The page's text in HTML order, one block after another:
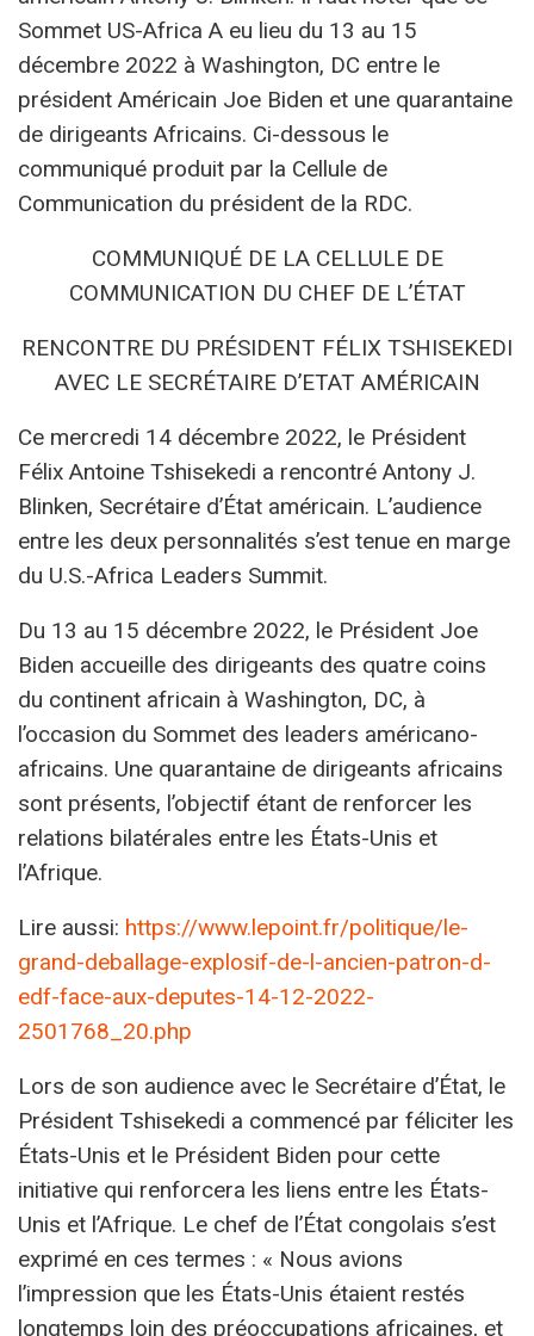
Sommet US-Africa A eu lieu du 13 au 15
décembre 2022 à Washington, DC entre le
président Américain Joe Biden et une quarantaine
de dirigeants Africains. Ci-dessous le
communiqué produit par la Cellule de
Communication du président de la RDC.
COMMUNIQUÉ DE LA CELLULE DE
COMMUNICATION DU CHEF DE L’ÉTAT
RENCONTRE DU PRÉSIDENT FÉLIX TSHISEKEDI
AVEC LE SECRÉTAIRE D’ETAT AMÉRICAIN
Ce mercredi 14 décembre 2022, le Président
Félix Antoine Tshisekedi a rencontré Antony J.
Blinken, Secrétaire d’État américain. L’audience
entre les deux personnalités s’est tenue en marge
du U.S.-Africa Leaders Summit.
Du 13 au 15 décembre 2022, le Président Joe
Biden accueille des dirigeants des quatre coins
du continent africain à Washington, DC, à
l’occasion du Sommet des leaders américano-
africains. Une quarantaine de dirigeants africains
sont présents, l’objectif étant de renforcer les
relations bilatérales entre les États-Unis et
l’Afrique.
Lire aussi: https://www.lepoint.fr/politique/le-
grand-deballage-explosif-de-l-ancien-patron-d-
edf-face-aux-deputes-14-12-2022-
2501768_20.php
Lors de son audience avec le Secrétaire d’État, le
Président Tshisekedi a commencé par féliciter les
États-Unis et le Président Biden pour cette
initiative qui renforcera les liens entre les États-
Unis et l’Afrique. Le chef de l’État congolais s’est
exprimé en ces termes : « Nous avions
l’impression que les États-Unis étaient restés
longtemps loin des préoccupations africaines, et